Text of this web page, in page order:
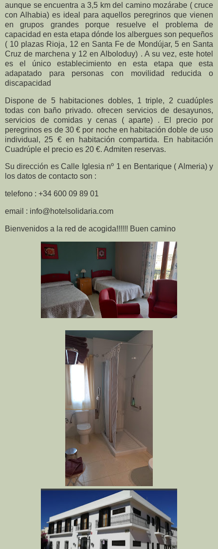
aunque se encuentra a 3,5 km del camino mozárabe ( cruce
con Alhabia) es ideal para aquellos peregrinos que vienen
en grupos grandes porque resuelve el problema de
capacidad en esta etapa dónde los albergues son pequeños
( 10 plazas Rioja, 12 en Santa Fe de Mondújar, 5 en Santa
Cruz de marchena y 12 en Alboloduy) . A su vez, este hotel
es el único establecimiento en esta etapa que esta
adapatado para personas con movilidad reducida o
discapacidad
Dispone de 5 habitaciones dobles, 1 triple, 2 cuadúples
todas con baño privado. ofrecen servicios de desayunos,
servicios de comidas y cenas ( aparte) . El precio por
peregrinos es de 30 € por noche en habitación doble de uso
individual, 25 € en habitación compartida. En habitación
Cuadrúple el precio es 20 €. Admiten reservas.
Su dirección es Calle Iglesia nº 1 en Bentarique ( Almeria) y
los datos de contacto son :
telefono : +34 600 09 89 01
email : info@hotelsolidaria.com
Bienvenidos a la red de acogida!!!!!! Buen camino